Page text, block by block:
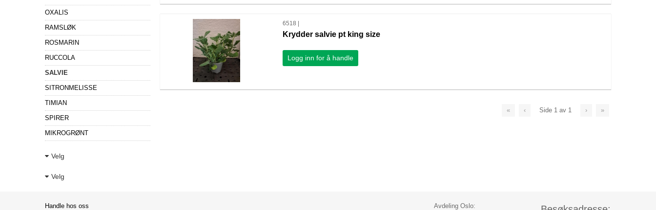
OXALIS
RAMSLØK
ROSMARIN
RUCCOLA
SALVIE
SITRONMELISSE
TIMIAN
SPIRER
MIKROGRØNT
Velg
Velg
6518 |
Krydder salvie pt king size
Logg inn for å handle
« ‹ Side 1 av 1 › »
Avdeling Oslo:
Handle hos oss